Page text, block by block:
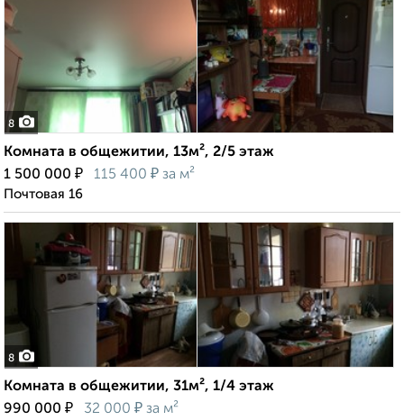
8
Комната в общежитии, 13м², 2/5 этаж
1 500 000 ₽ 115 400 ₽ за м²
Почтовая 16
8
Комната в общежитии, 31м², 1/4 этаж
990 000 ₽ 32 000 ₽ за м²